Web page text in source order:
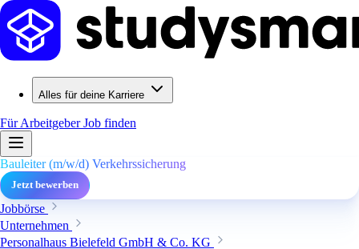
Alles für deine Karriere
Für ArbeitgeberJob finden
Bauleiter (m/w/d) Verkehrssicherung
Jetzt bewerben
Jobbörse
Unternehmen
Personalhaus Bielefeld GmbH & Co. KG